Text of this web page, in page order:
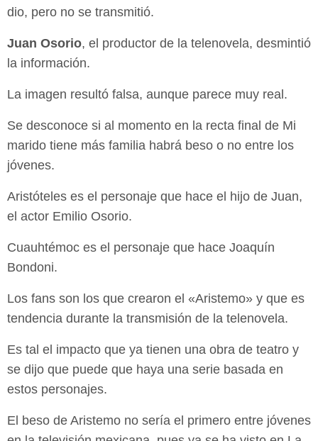
dio, pero no se transmitió.
Juan Osorio, el productor de la telenovela, desmintió
la información.
La imagen resultó falsa, aunque parece muy real.
Se desconoce si al momento en la recta final de Mi
marido tiene más familia habrá beso o no entre los
jóvenes.
Aristóteles es el personaje que hace el hijo de Juan,
el actor Emilio Osorio.
Cuauhtémoc es el personaje que hace Joaquín
Bondoni.
Los fans son los que crearon el «Aristemo» y que es
tendencia durante la transmisión de la telenovela.
Es tal el impacto que ya tienen una obra de teatro y
se dijo que puede que haya una serie basada en
estos personajes.
El beso de Aristemo no sería el primero entre jóvenes